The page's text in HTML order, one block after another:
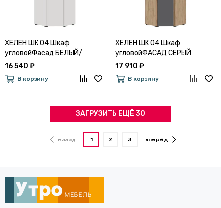
ХЕЛЕН ШК 04 Шкаф
угловойФасад БЕЛЫЙ/
Корпус БЕЛЫЙ
16 540 ₽
В корзину
ХЕЛЕН ШК 04 Шкаф
угловойФАСАД СЕРЫЙ
ГРАФИТ 0162/КОРПУС ДУБ
17 910 ₽
В корзину
ЗАГРУЗИТЬ ЕЩЁ 30
назад 1 2 3 вперёд